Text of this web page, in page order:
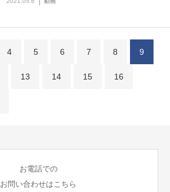
4 5 6 7 8 9
13 14 15 16
お電話での
お問い合わせはこちら